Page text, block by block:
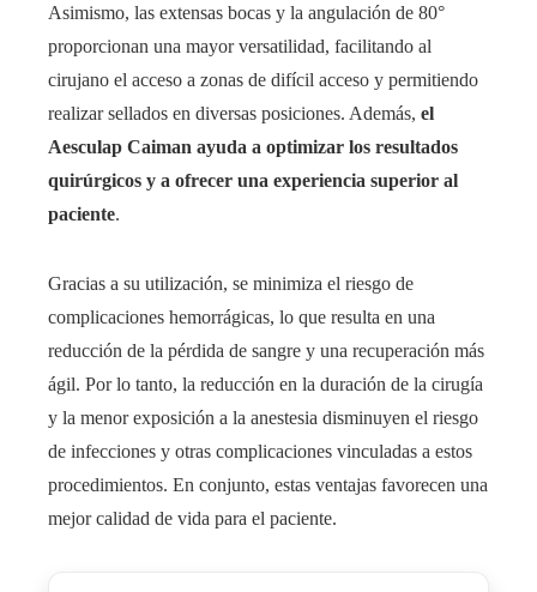
Asimismo, las extensas bocas y la angulación de 80°
proporcionan una mayor versatilidad, facilitando al
cirujano el acceso a zonas de difícil acceso y permitiendo
realizar sellados en diversas posiciones. Además, el
Aesculap Caiman ayuda a optimizar los resultados
quirúrgicos y a ofrecer una experiencia superior al
paciente.
Gracias a su utilización, se minimiza el riesgo de
complicaciones hemorrágicas, lo que resulta en una
reducción de la pérdida de sangre y una recuperación más
ágil. Por lo tanto, la reducción en la duración de la cirugía
y la menor exposición a la anestesia disminuyen el riesgo
de infecciones y otras complicaciones vinculadas a estos
procedimientos. En conjunto, estas ventajas favorecen una
mejor calidad de vida para el paciente.